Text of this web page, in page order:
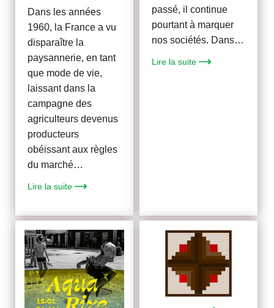
Dans les années
1960, la France a vu
disparaître la
paysannerie, en tant
que mode de vie,
laissant dans la
campagne des
agriculteurs devenus
producteurs
obéissant aux règles
du marché…
Lire la suite
passé, il continue
pourtant à marquer
nos sociétés. Dans…
Lire la suite